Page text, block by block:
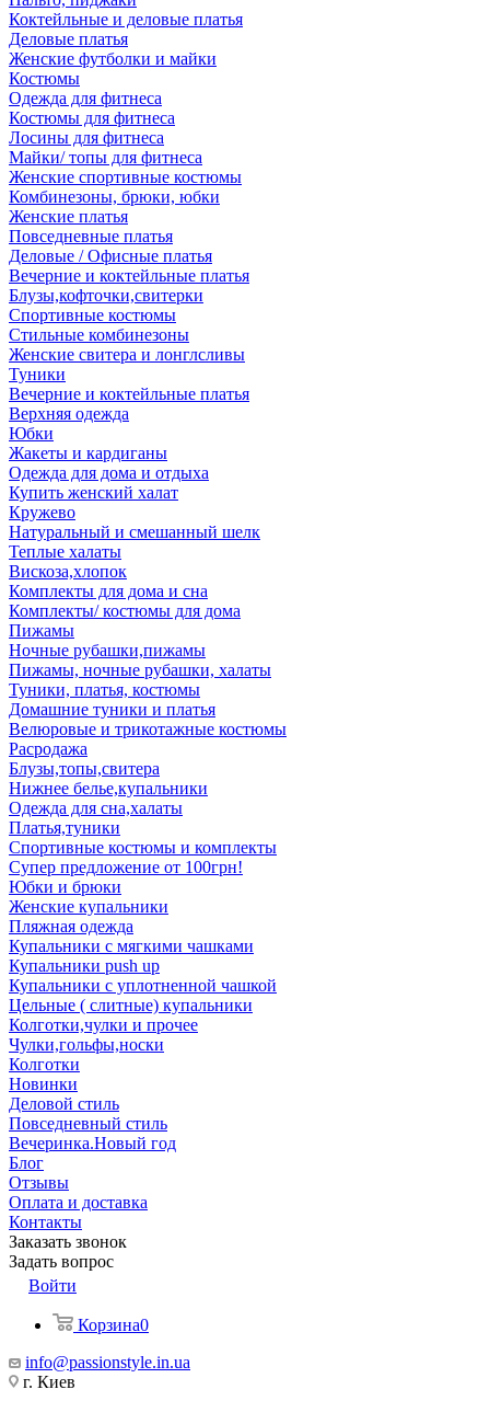
Коктейльные и деловые платья
Деловые платья
Женские футболки и майки
Костюмы
Одежда для фитнеса
Костюмы для фитнеса
Лосины для фитнеса
Майки/ топы для фитнеса
Женские спортивные костюмы
Комбинезоны, брюки, юбки
Женские платья
Повседневные платья
Деловые / Офисные платья
Вечерние и коктейльные платья
Блузы,кофточки,свитерки
Спортивные костюмы
Стильные комбинезоны
Женские свитера и лонглсливы
Туники
Вечерние и коктейльные платья
Верхняя одежда
Юбки
Жакеты и кардиганы
Одежда для дома и отдыха
Купить женский халат
Кружево
Натуральный и смешанный шелк
Теплые халаты
Вискоза,хлопок
Комплекты для дома и сна
Комплекты/ костюмы для дома
Пижамы
Ночные рубашки,пижамы
Пижамы, ночные рубашки, халаты
Туники, платья, костюмы
Домашние туники и платья
Велюровые и трикотажные костюмы
Расродажа
Блузы,топы,свитера
Нижнее белье,купальники
Одежда для сна,халаты
Платья,туники
Спортивные костюмы и комплекты
Супер предложение от 100грн!
Юбки и брюки
Женские купальники
Пляжная одежда
Купальники с мягкими чашками
Купальники push up
Купальники с уплотненной чашкой
Цельные ( слитные) купальники
Колготки,чулки и прочее
Чулки,гольфы,носки
Колготки
Новинки
Деловой стиль
Повседневный стиль
Вечеринка.Новый год
Блог
Отзывы
Оплата и доставка
Контакты
Заказать звонок
Задать вопрос
Войти
Корзина0
info@passionstyle.in.ua
г. Киев